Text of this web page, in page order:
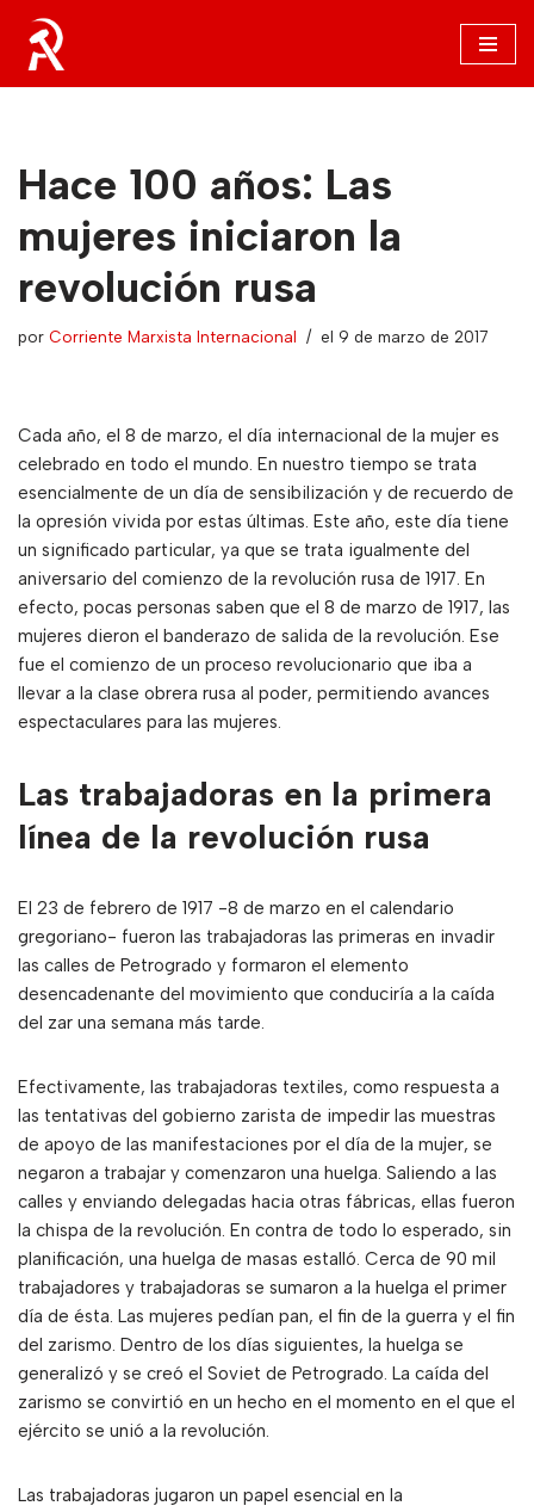
Saltar
al
Hace 100 años: Las
mujeres iniciaron la
revolución rusa
por Corriente Marxista Internacional el 9 de marzo de 2017
Cada año, el 8 de marzo, el día internacional de la mujer es
celebrado en todo el mundo. En nuestro tiempo se trata
esencialmente de un día de sensibilización y de recuerdo de
la opresión vivida por estas últimas. Este año, este día tiene
un significado particular, ya que se trata igualmente del
aniversario del comienzo de la revolución rusa de 1917. En
efecto, pocas personas saben que el 8 de marzo de 1917, las
mujeres dieron el banderazo de salida de la revolución. Ese
fue el comienzo de un proceso revolucionario que iba a
llevar a la clase obrera rusa al poder, permitiendo avances
espectaculares para las mujeres.
Las trabajadoras en la primera
línea de la revolución rusa
El 23 de febrero de 1917 -8 de marzo en el calendario
gregoriano- fueron las trabajadoras las primeras en invadir
las calles de Petrogrado y formaron el elemento
desencadenante del movimiento que conduciría a la caída
del zar una semana más tarde.
Efectivamente, las trabajadoras textiles, como respuesta a
las tentativas del gobierno zarista de impedir las muestras
de apoyo de las manifestaciones por el día de la mujer, se
negaron a trabajar y comenzaron una huelga. Saliendo a las
calles y enviando delegadas hacia otras fábricas, ellas fueron
la chispa de la revolución. En contra de todo lo esperado, sin
planificación, una huelga de masas estalló. Cerca de 90 mil
trabajadores y trabajadoras se sumaron a la huelga el primer
día de ésta. Las mujeres pedían pan, el fin de la guerra y el fin
del zarismo. Dentro de los días siguientes, la huelga se
generalizó y se creó el Soviet de Petrogrado. La caída del
zarismo se convirtió en un hecho en el momento en el que el
ejército se unió a la revolución.
Las trabajadoras jugaron un papel esencial en la